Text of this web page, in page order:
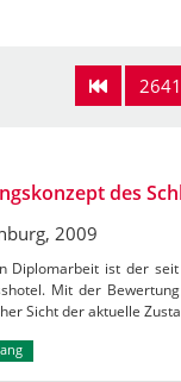
des
2009
Diplomarbeit ist der
Mit der
Sicht der aktuelle